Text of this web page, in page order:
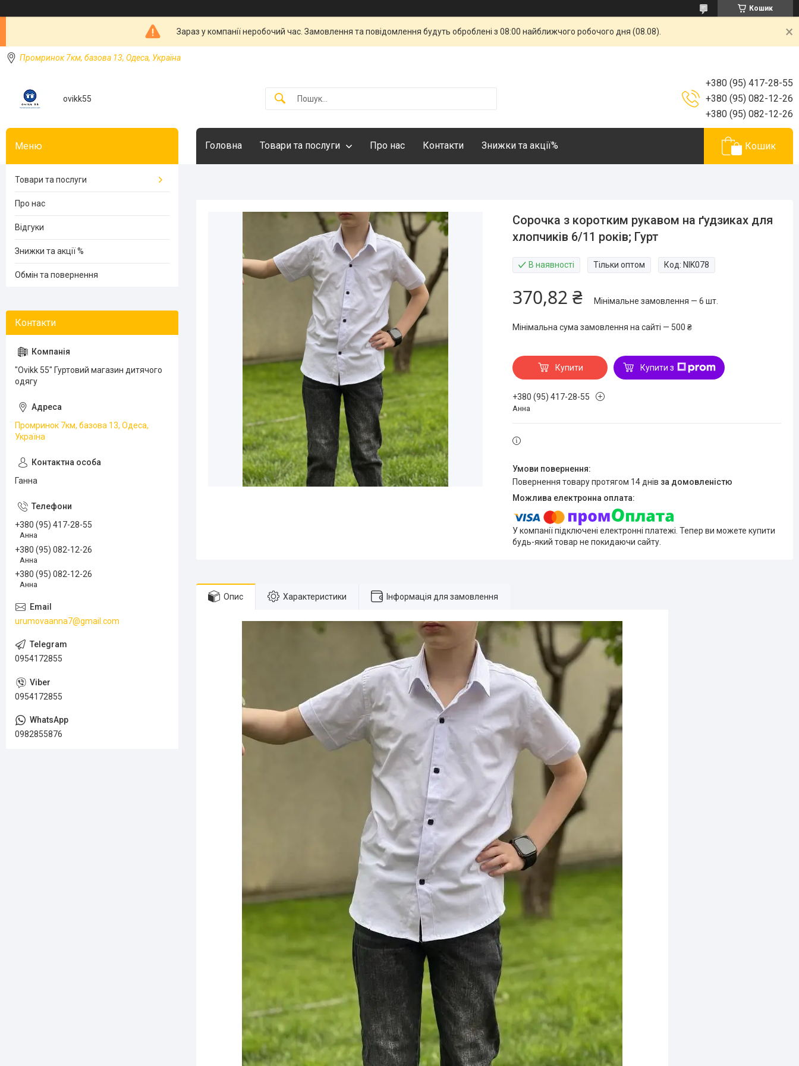
Кошик
Зараз у компанії неробочий час. Замовлення та повідомлення будуть оброблені з 08:00 найближчого робочого дня (08.08).
Промринок 7км, базова 13, Одеса, Україна
ovikk55
+380 (95) 417-28-55
+380 (95) 082-12-26
+380 (95) 082-12-26
Головна Товари та послуги Про нас Контакти Знижки та акції% Кошик
Сорочка з коротким рукавом на ґудзиках для
хлопчиків 6/11 років; Гурт
В наявності Тільки оптом Код: NIK078
370,82 ₴ Мінімальне замовлення — 6 шт.
Мінімальна сума замовлення на сайті — 500 ₴
Купити Купити з
+380 (95) 417-28-55
Анна
повернення товару протягом 14 днів за домовленістю
У компанії підключені електронні платежі. Тепер ви можете купити
будь-який товар не покидаючи сайту.
Опис Характеристики Інформація для замовлення
Товари та послуги
Про нас
Відгуки
Знижки та акції %
Обмін та повернення
"Ovikk 55" Гуртовий магазин дитячого
одягу
Промринок 7км, базова 13, Одеса,
Україна
Ганна
+380 (95) 417-28-55
Анна
+380 (95) 082-12-26
Анна
+380 (95) 082-12-26
Анна
urumovaanna7@gmail.com
0954172855
0954172855
0982855876